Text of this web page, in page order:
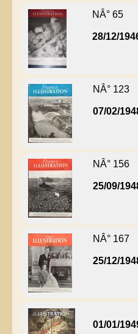
NÂ° 65
28/12/
NÂ° 123
07/02/
NÂ° 156
25/09/
NÂ° 167
25/12/
01/01/